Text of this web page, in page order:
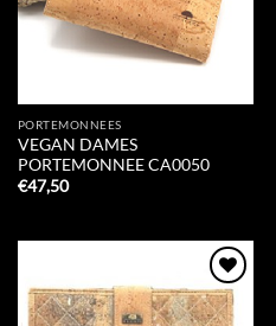
PORTEMONNEES
VEGAN DAMES
PORTEMONNEE CA0050
€47,50
Add to
Wishlist